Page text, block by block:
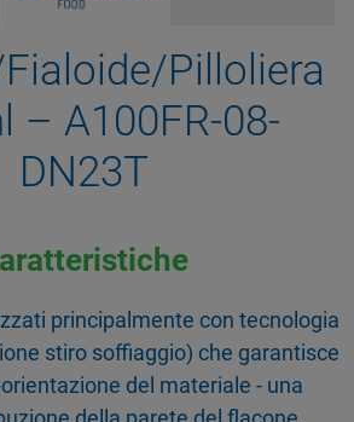
Pilloliera
– A100FR-08-
DN23T
principalmente con tecnologia
stiro soffiaggio) che garantisce
del materiale - una